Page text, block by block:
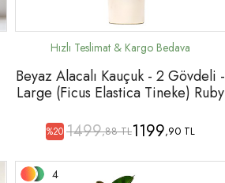
Beyaz Alacalı Kauçuk - 2 Gövdeli -
Large (Ficus Elastica Tineke) Ruby
%20 1499,88 TL1199,90 TL
4